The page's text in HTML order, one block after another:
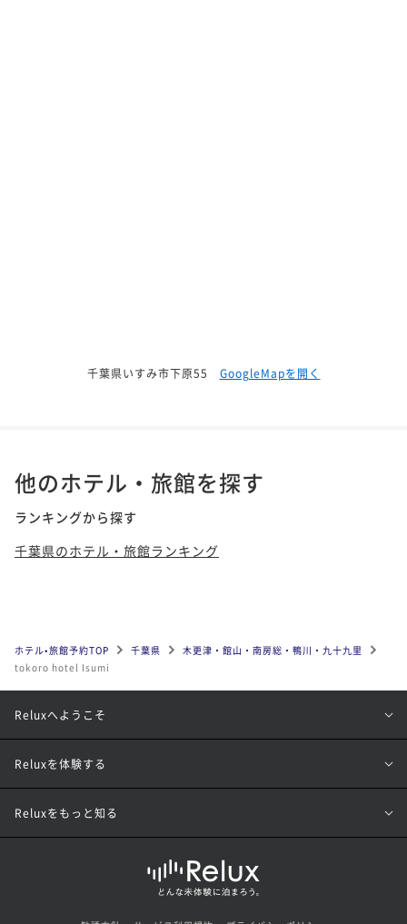
千葉県いすみ市下原55 GoogleMapを開く
他のホテル・旅館を探す
ランキングから探す
千葉県のホテル・旅館ランキング
ホテル•旅館予約TOP 千葉県
木更津・館山・南房総・鴨川・九十九里
tokoro hotel Isumi
Reluxへようこそ
Reluxを体験する
Reluxをもっと知る